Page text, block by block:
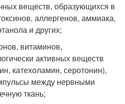
веществ, образующихся в
аллергенов, аммиака,
и других;
витаминов,
активных веществ
катехоламин, серотонин),
между нервными
ткань;